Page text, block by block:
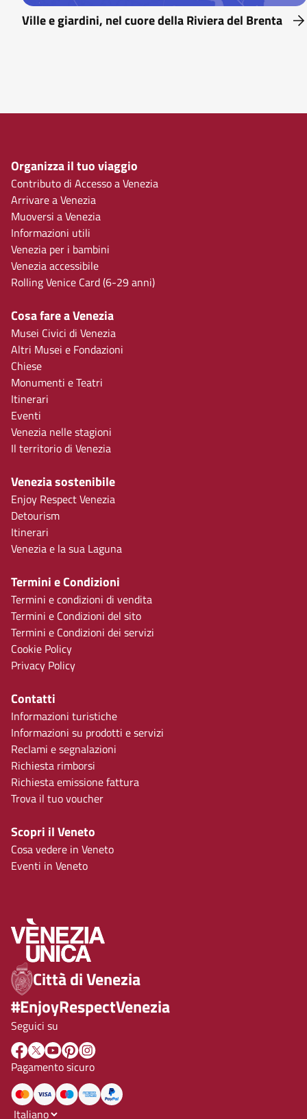
Ville e giardini, nel cuore della Riviera del Brenta
Organizza il tuo viaggio
Contributo di Accesso a Venezia
Arrivare a Venezia
Muoversi a Venezia
Informazioni utili
Venezia per i bambini
Venezia accessibile
Rolling Venice Card (6-29 anni)
Cosa fare a Venezia
Musei Civici di Venezia
Altri Musei e Fondazioni
Chiese
Monumenti e Teatri
Itinerari
Eventi
Venezia nelle stagioni
Il territorio di Venezia
Venezia sostenibile
Enjoy Respect Venezia
Detourism
Itinerari
Venezia e la sua Laguna
Termini e Condizioni
Termini e condizioni di vendita
Termini e Condizioni del sito
Termini e Condizioni dei servizi
Cookie Policy
Privacy Policy
Contatti
Informazioni turistiche
Informazioni su prodotti e servizi
Reclami e segnalazioni
Richiesta rimborsi
Richiesta emissione fattura
Trova il tuo voucher
Scopri il Veneto
Cosa vedere in Veneto
Eventi in Veneto
Città di Venezia
#EnjoyRespectVenezia
Seguici su
Pagamento sicuro